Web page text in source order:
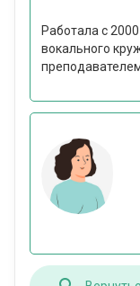
Работала с
вокального
преподавателем